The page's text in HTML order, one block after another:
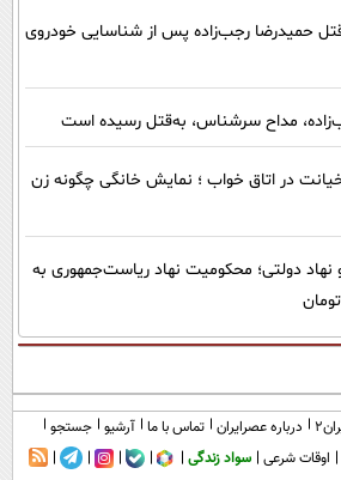
حمیدرضا رجب‌زاده پس از شناسایی خودروی
مداح سرشناس، به‌قتل رسیده است
خیانت در اتاق خواب ؛ نمایش خانگی چگونه زن
دولتی؛ محکومیت نهاد ریاست‌جمهوری به
درباره عصرایران تماس با ما آرشیو جستجو
اوقات شرعی سواد زندگی